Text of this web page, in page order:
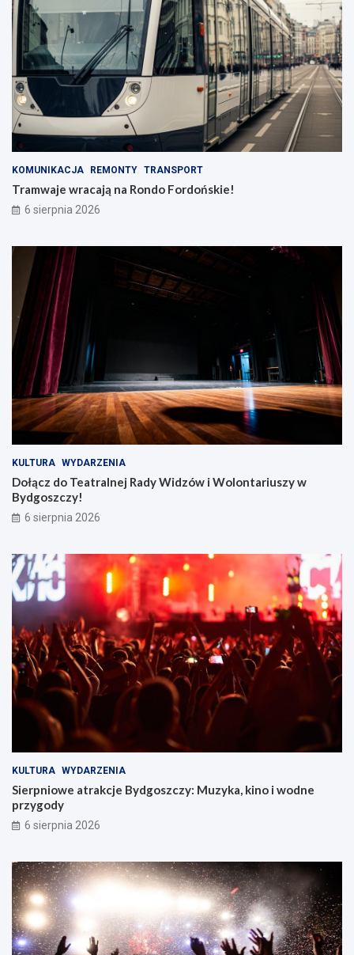
KOMUNIKACJA REMONTY TRANSPORT
Tramwaje wracają na Rondo Fordońskie!
6 sierpnia 2026
KULTURA WYDARZENIA
Dołącz do Teatralnej Rady Widzów i Wolontariuszy w
Bydgoszczy!
6 sierpnia 2026
KULTURA WYDARZENIA
Sierpniowe atrakcje Bydgoszczy: Muzyka, kino i wodne
przygody
6 sierpnia 2026